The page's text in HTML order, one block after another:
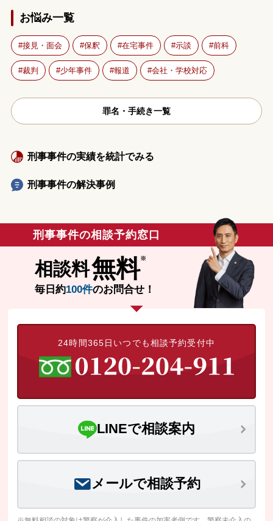
お悩み一覧
接見・面会 保釈 在宅事件 示談 前科
裁判 少年事件 報道 会社・学校対応
罪名・手続き一覧
刑事事件の実績を統計でみる
刑事事件の解決事例
刑事事件の相談予約窓口
相談料無料
毎日約100件のお問合せ！
24時間365日いつでも相談予約受付中
LINEで相談案内
メールで相談予約